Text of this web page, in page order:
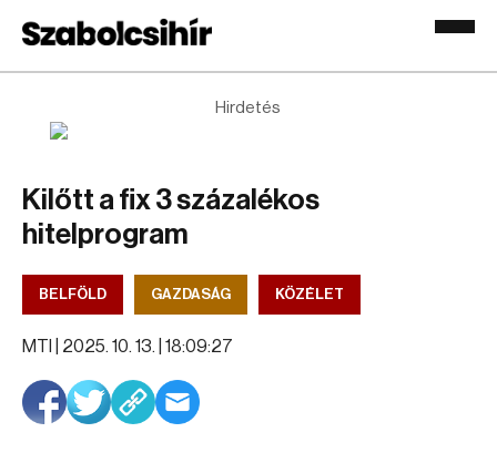
Hirdetés
Kilőtt a fix 3 százalékos
hitelprogram
BELFÖLD GAZDASÁG KÖZÉLET
MTI | 2025. 10. 13. | 18:09:27